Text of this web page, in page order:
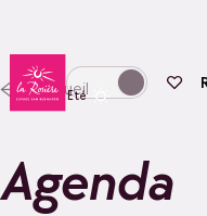
Retour à la page d'accueil
Basculer
Eté
Accueil
Agenda